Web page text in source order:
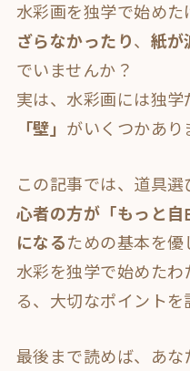
水彩画を独学で始めた
ざらなかったり、 紙が
でいませんか？
実は、水彩画には独学
「壁」 がいくつかあり
この記事では、 道具選
心者の方が「もっと
になるための基本を優
水彩を独学で始めた
る、大切なポイントを
最後まで読めば、あ